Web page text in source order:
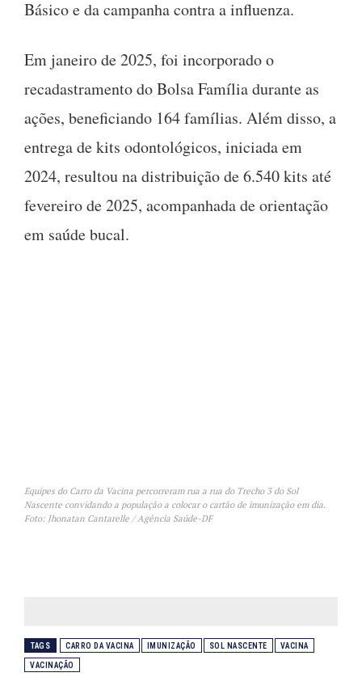
Básico e da campanha contra a influenza.
Em janeiro de 2025, foi incorporado o
recadastramento do Bolsa Família durante as
ações, beneficiando 164 famílias. Além disso, a
entrega de kits odontológicos, iniciada em
2024, resultou na distribuição de 6.540 kits até
fevereiro de 2025, acompanhada de orientação
em saúde bucal.
Equipes do Carro da Vacina percorreram rua a rua do Trecho 3 do Sol
Nascente convidando a população a colocar o cartão de imunização em dia.
Foto: Jhonatan Cantarelle / Agência Saúde-DF
TAGS CARRO DA VACINA IMUNIZAÇÃO SOL NASCENTE VACINA
VACINAÇÃO